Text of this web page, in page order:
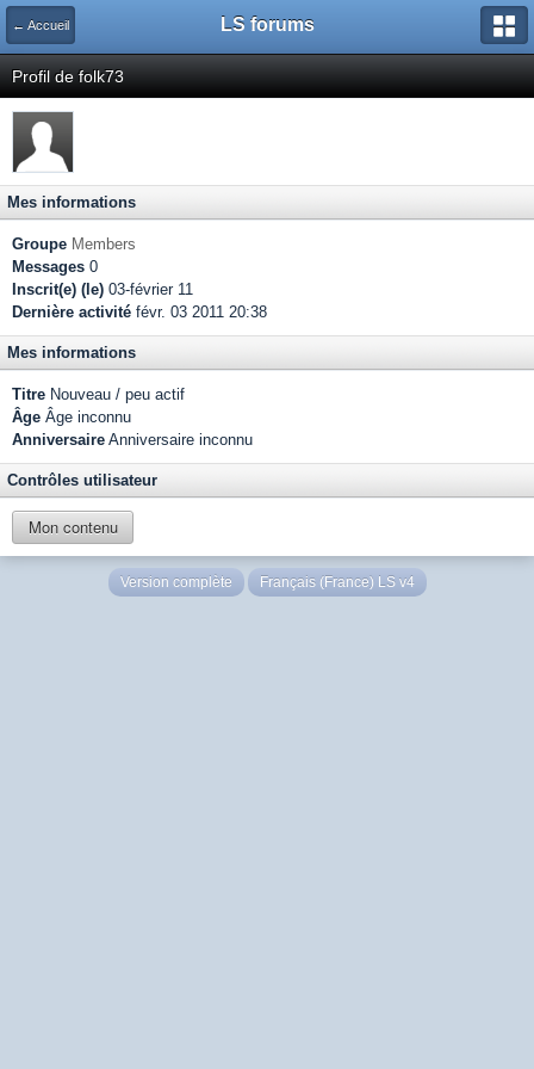
← Accueil LS forums
Profil de folk73
Mes informations
Groupe Members
Messages 0
Inscrit(e) (le) 03-février 11
Dernière activité févr. 03 2011 20:38
Mes informations
Titre Nouveau / peu actif
Âge Âge inconnu
Anniversaire Anniversaire inconnu
Contrôles utilisateur
Mon contenu
Version complète Français (France) LS v4